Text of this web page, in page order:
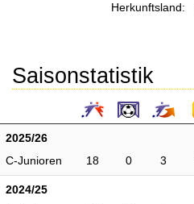
Herkunftsland:
Saisonstatistik
2025/26
C-Junioren
18 0 3
2024/25